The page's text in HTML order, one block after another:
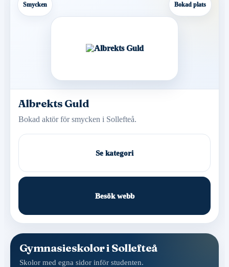
Smycken Bokad plats
Albrekts Guld
Bokad aktör för smycken i Sollefteå.
Se kategori
Besök webb
Gymnasieskolor i Sollefteå
Skolor med egna sidor inför studenten.